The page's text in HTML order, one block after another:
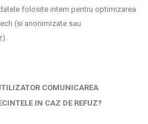
folosite intern pentru optimizarea
(si anonimizate sau
COMUNICAREA
IN CAZ DE REFUZ?